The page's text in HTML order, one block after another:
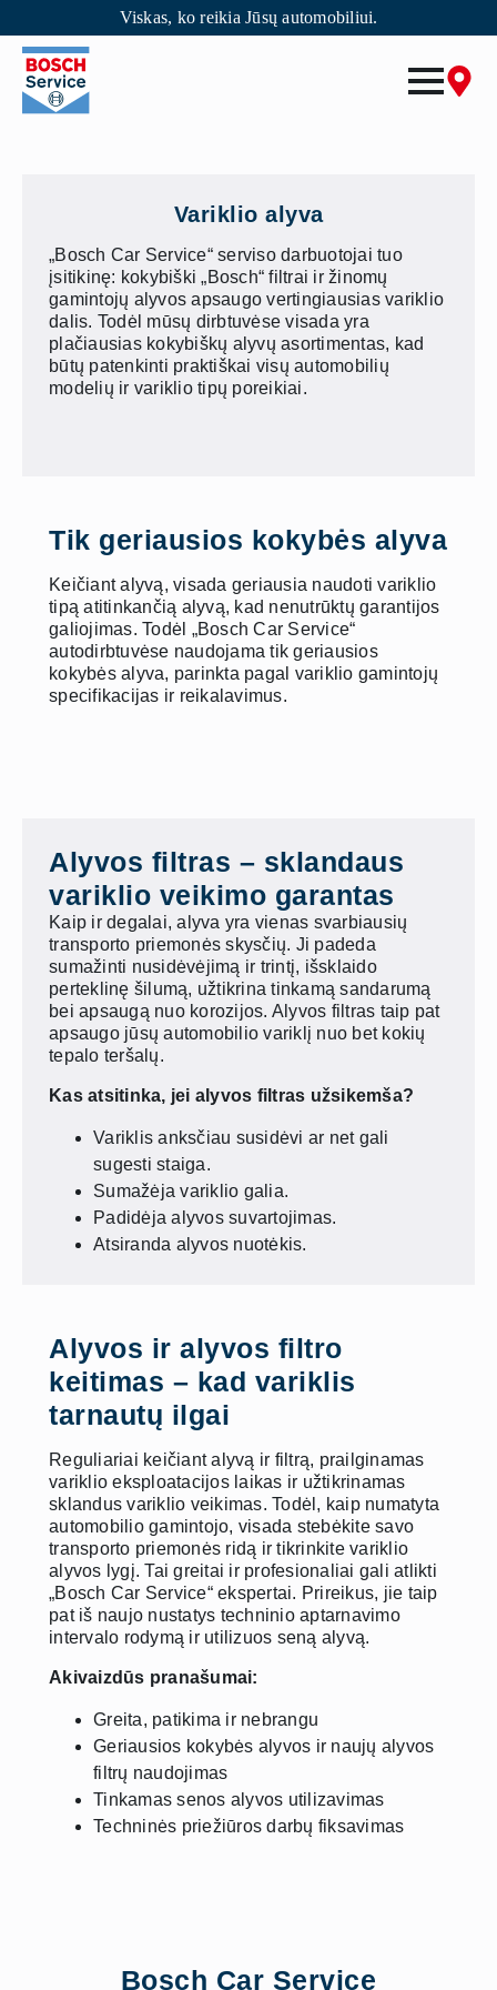
to
main
content
Viskas, ko reikia Jūsų automobiliui.
Variklio alyva
„Bosch Car Service“ serviso darbuotojai tuo
įsitikinę: kokybiški „Bosch“ filtrai ir žinomų
gamintojų alyvos apsaugo vertingiausias variklio
dalis. Todėl mūsų dirbtuvėse visada yra
plačiausias kokybiškų alyvų asortimentas, kad
būtų patenkinti praktiškai visų automobilių
modelių ir variklio tipų poreikiai.
Tik geriausios kokybės alyva
Keičiant alyvą, visada geriausia naudoti variklio
tipą atitinkančią alyvą, kad nenutrūktų garantijos
galiojimas. Todėl „Bosch Car Service“
autodirbtuvėse naudojama tik geriausios
kokybės alyva, parinkta pagal variklio gamintojų
specifikacijas ir reikalavimus.
Alyvos filtras – sklandaus
variklio veikimo garantas
Kaip ir degalai, alyva yra vienas svarbiausių
transporto priemonės skysčių. Ji padeda
sumažinti nusidėvėjimą ir trintį, išsklaido
perteklinę šilumą, užtikrina tinkamą sandarumą
bei apsaugą nuo korozijos. Alyvos filtras taip pat
apsaugo jūsų automobilio variklį nuo bet kokių
tepalo teršalų.
Kas atsitinka, jei alyvos filtras užsikemša?
Variklis anksčiau susidėvi ar net gali
sugesti staiga.
Sumažėja variklio galia.
Padidėja alyvos suvartojimas.
Atsiranda alyvos nuotėkis.
Alyvos ir alyvos filtro
keitimas – kad variklis
tarnautų ilgai
Reguliariai keičiant alyvą ir filtrą, prailginamas
variklio eksploatacijos laikas ir užtikrinamas
sklandus variklio veikimas. Todėl, kaip numatyta
automobilio gamintojo, visada stebėkite savo
transporto priemonės ridą ir tikrinkite variklio
alyvos lygį. Tai greitai ir profesionaliai gali atlikti
„Bosch Car Service“ ekspertai. Prireikus, jie taip
pat iš naujo nustatys techninio aptarnavimo
intervalo rodymą ir utilizuos seną alyvą.
Akivaizdūs pranašumai:
Greita, patikima ir nebrangu
Geriausios kokybės alyvos ir naujų alyvos
filtrų naudojimas
Tinkamas senos alyvos utilizavimas
Techninės priežiūros darbų fiksavimas
Bosch Car Service